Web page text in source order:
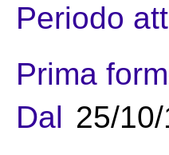
Periodo
Prima
Dal 25/